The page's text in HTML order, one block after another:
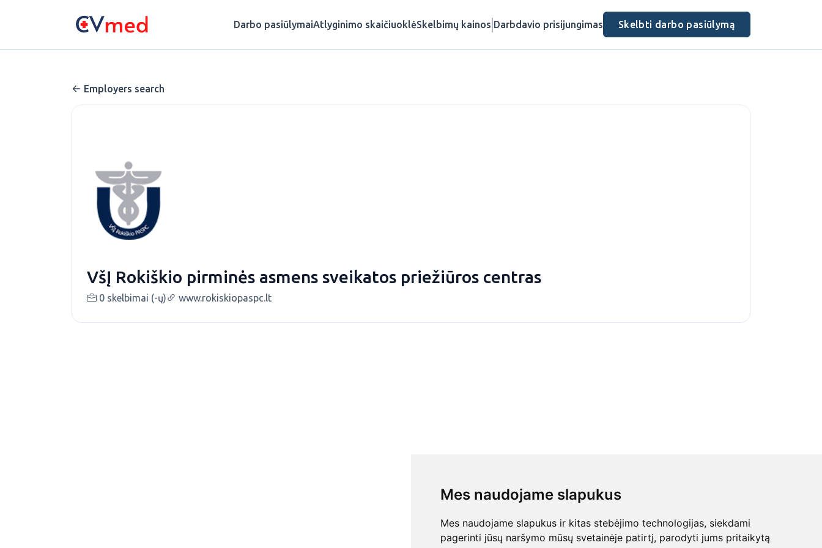
Mes naudojame slapukus
Mes naudojame slapukus ir kitas stebėjimo technologijas, siekdami
pagerinti jūsų naršymo mūsų svetainėje patirtį, parodyti jums pritaikytą
Darbo pasiūlymaiAtlyginimo skaičiuoklėSkelbimų kainos Darbdavio prisijungimas Skelbti darbo pasiūlymą
Employers search
VšĮ Rokiškio pirminės asmens sveikatos priežiūros centras
0 skelbimai (-ų) www.rokiskiopaspc.lt